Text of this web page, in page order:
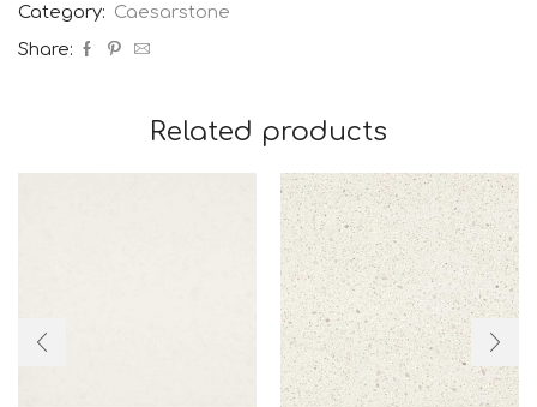
Category: Caesarstone
Share:
Related products